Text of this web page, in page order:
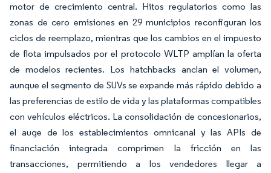
motor de crecimiento central. Hitos regulatorios como las
zonas de cero emisiones en 29 municipios reconfiguran los
ciclos de reemplazo, mientras que los cambios en el impuesto
de flota impulsados por el protocolo WLTP amplían la oferta
de modelos recientes. Los hatchbacks anclan el volumen,
aunque el segmento de SUVs se expande más rápido debido a
las preferencias de estilo de vida y las plataformas compatibles
con vehículos eléctricos. La consolidación de concesionarios,
el auge de los establecimientos omnicanal y las APIs de
financiación integrada comprimen la fricción en las
transacciones, permitiendo a los vendedores llegar a